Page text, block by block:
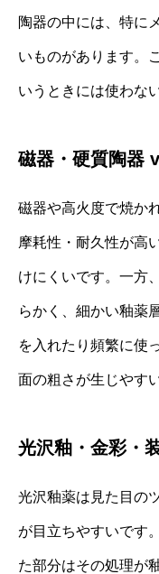
陶器の中には、特に
いものがあります。
いうときには使わな
磁器・硬質陶器
磁器や高火度で焼か
摩耗性・耐久性が高
けにくいです。一方
らかく、細かい釉薬
を入れたり頻繁に使
面の粗さが生じやす
光沢釉・金彩・
光沢釉薬は見た目の
が目立ちやすいです
た部分はその処理が